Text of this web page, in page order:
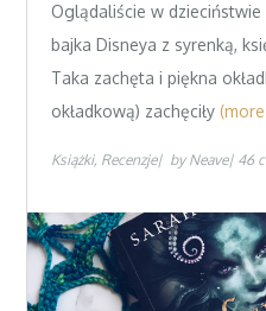
Oglądaliście w dzieciństwie
bajka Disneya z syrenką,
Taka zachęta i piękna
okładkową) zachęciły
Książki Recenzje by Neave 46